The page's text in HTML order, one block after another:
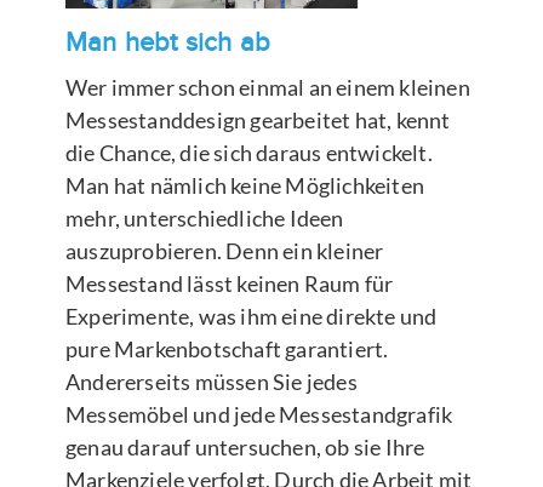
Man hebt sich ab
Wer immer schon einmal an einem kleinen
Messestanddesign gearbeitet hat, kennt
die Chance, die sich daraus entwickelt.
Man hat nämlich keine Möglichkeiten
mehr, unterschiedliche Ideen
auszuprobieren. Denn ein kleiner
Messestand lässt keinen Raum für
Experimente, was ihm eine direkte und
pure Markenbotschaft garantiert.
Andererseits müssen Sie jedes
Messemöbel und jede Messestandgrafik
genau darauf untersuchen, ob sie Ihre
Markenziele verfolgt. Durch die Arbeit mit